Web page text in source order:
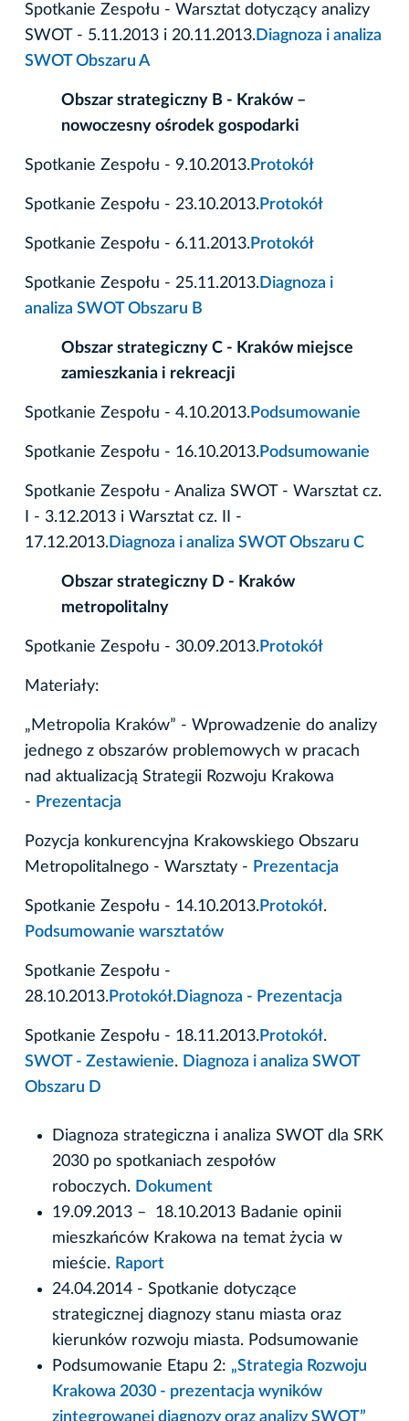
Spotkanie Zespołu - Warsztat dotyczący analizy
SWOT - 5.11.2013 i 20.11.2013.Diagnoza i analiza
SWOT Obszaru A
Obszar strategiczny B - Kraków –
nowoczesny ośrodek gospodarki
Spotkanie Zespołu - 9.10.2013.Protokół
Spotkanie Zespołu - 23.10.2013.Protokół
Spotkanie Zespołu - 6.11.2013.Protokół
Spotkanie Zespołu - 25.11.2013.Diagnoza i
analiza SWOT Obszaru B
Obszar strategiczny C - Kraków miejsce
zamieszkania i rekreacji
Spotkanie Zespołu - 4.10.2013.Podsumowanie
Spotkanie Zespołu - 16.10.2013.Podsumowanie
Spotkanie Zespołu - Analiza SWOT - Warsztat cz.
I - 3.12.2013 i Warsztat cz. II -
17.12.2013.Diagnoza i analiza SWOT Obszaru C
Obszar strategiczny D - Kraków
metropolitalny
Spotkanie Zespołu - 30.09.2013.Protokół
Materiały:
„Metropolia Kraków” - Wprowadzenie do analizy
jednego z obszarów problemowych w pracach
nad aktualizacją Strategii Rozwoju Krakowa
- Prezentacja
Pozycja konkurencyjna Krakowskiego Obszaru
Metropolitalnego - Warsztaty - Prezentacja
Spotkanie Zespołu - 14.10.2013.Protokół.
Podsumowanie warsztatów
Spotkanie Zespołu -
28.10.2013.Protokół.Diagnoza - Prezentacja
Spotkanie Zespołu - 18.11.2013.Protokół.
SWOT - Zestawienie. Diagnoza i analiza SWOT
Obszaru D
Diagnoza strategiczna i analiza SWOT dla SRK
2030 po spotkaniach zespołów
roboczych. Dokument
19.09.2013 – 18.10.2013 Badanie opinii
mieszkańców Krakowa na temat życia w
mieście. Raport
24.04.2014 - Spotkanie dotyczące
strategicznej diagnozy stanu miasta oraz
kierunków rozwoju miasta. Podsumowanie
Podsumowanie Etapu 2: „Strategia Rozwoju
Krakowa 2030 - prezentacja wyników
zintegrowanej diagnozy oraz analizy SWOT”